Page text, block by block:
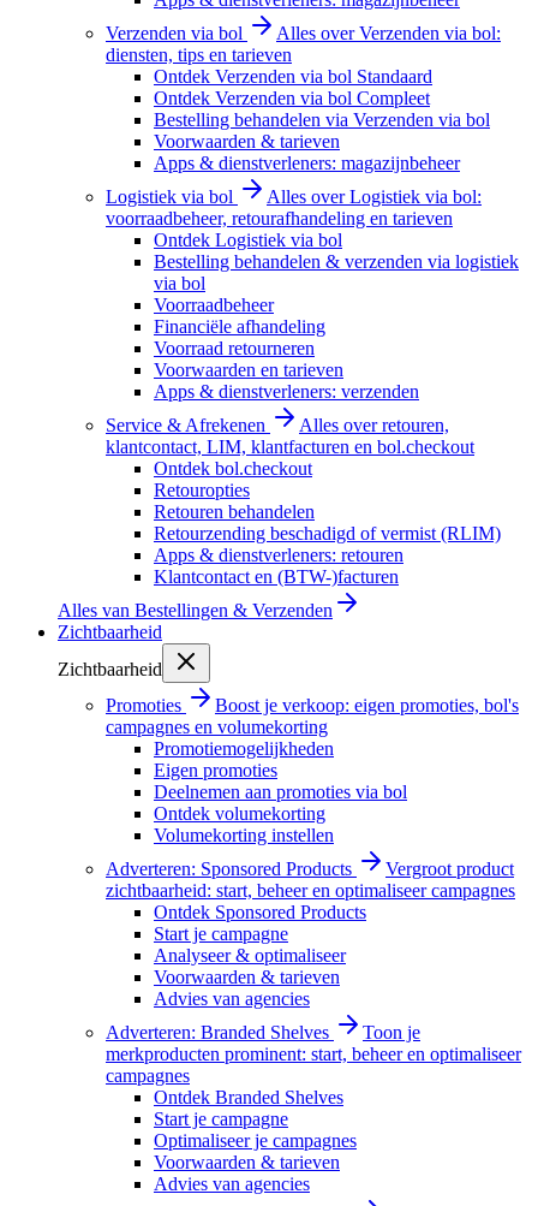
Verzenden via bol
Alles over Verzenden via bol:
diensten, tips en tarieven
Ontdek Verzenden via bol Standaard
Ontdek Verzenden via bol Compleet
Bestelling behandelen via Verzenden via bol
Voorwaarden & tarieven
Apps & dienstverleners: magazijnbeheer
Logistiek via bol
Alles over Logistiek via bol:
voorraadbeheer, retourafhandeling en tarieven
Ontdek Logistiek via bol
Bestelling behandelen & verzenden via logistiek
via bol
Voorraadbeheer
Financiële afhandeling
Voorraad retourneren
Voorwaarden en tarieven
Apps & dienstverleners: verzenden
Service & Afrekenen
Alles over retouren,
klantcontact, LIM, klantfacturen en bol.checkout
Ontdek bol.checkout
Retouropties
Retouren behandelen
Retourzending beschadigd of vermist (RLIM)
Apps & dienstverleners: retouren
Klantcontact en (BTW-)facturen
Alles van Bestellingen & Verzenden
Zichtbaarheid
Zichtbaarheid
Promoties
Boost je verkoop: eigen promoties, bol's
campagnes en volumekorting
Promotiemogelijkheden
Eigen promoties
Deelnemen aan promoties via bol
Ontdek volumekorting
Volumekorting instellen
Adverteren: Sponsored Products
Vergroot product
zichtbaarheid: start, beheer en optimaliseer campagnes
Ontdek Sponsored Products
Start je campagne
Analyseer & optimaliseer
Voorwaarden & tarieven
Advies van agencies
Adverteren: Branded Shelves
Toon je
merkproducten prominent: start, beheer en optimaliseer
campagnes
Ontdek Branded Shelves
Start je campagne
Optimaliseer je campagnes
Voorwaarden & tarieven
Advies van agencies